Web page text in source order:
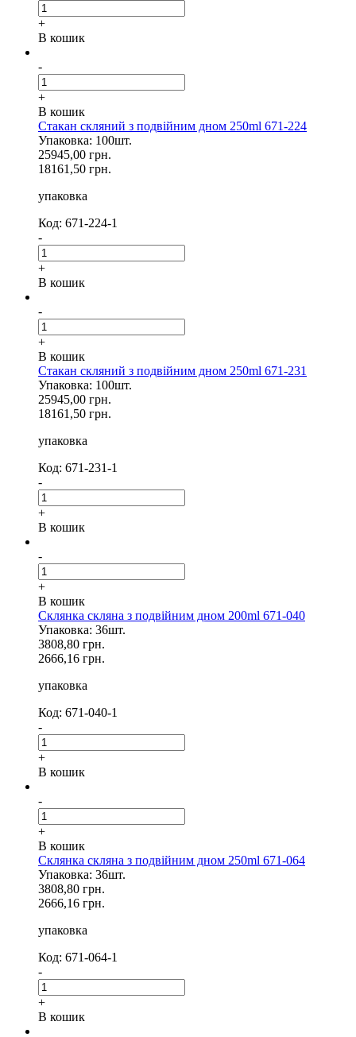
+
В кошик
-
+
В кошик
Стакан скляний з подвійним дном 250ml 671-224
Упаковка: 100шт.
25945,00 грн.
18161,50 грн.
упаковка
Код: 671-224-1
-
+
В кошик
-
+
В кошик
Стакан скляний з подвійним дном 250ml 671-231
Упаковка: 100шт.
25945,00 грн.
18161,50 грн.
упаковка
Код: 671-231-1
-
+
В кошик
-
+
В кошик
Склянка скляна з подвійним дном 200ml 671-040
Упаковка: 36шт.
3808,80 грн.
2666,16 грн.
упаковка
Код: 671-040-1
-
+
В кошик
-
+
В кошик
Склянка скляна з подвійним дном 250ml 671-064
Упаковка: 36шт.
3808,80 грн.
2666,16 грн.
упаковка
Код: 671-064-1
-
+
В кошик